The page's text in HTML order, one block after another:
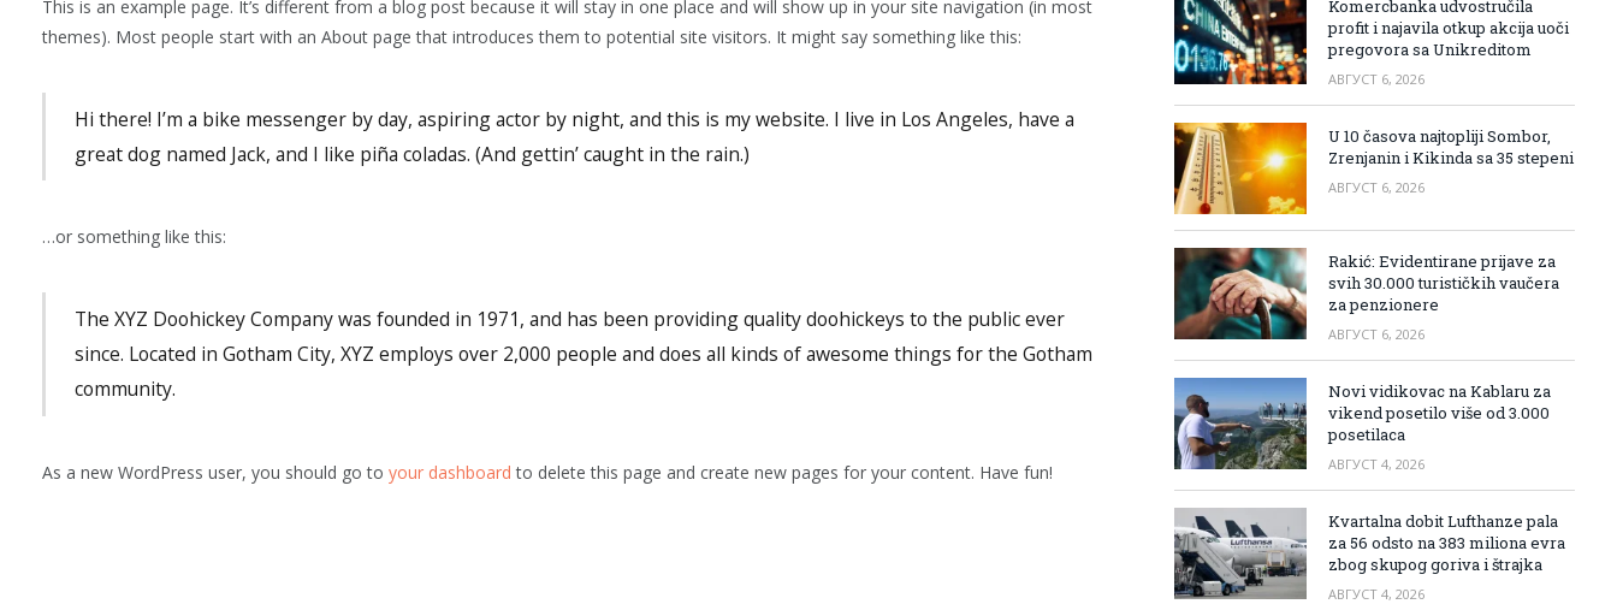
This is an example page. It’s different from a blog post because it will stay in one place and will show up in your site navigation (in most
themes). Most people start with an About page that introduces them to potential site visitors. It might say something like this:
Hi there! I’m a bike messenger by day, aspiring actor by night, and this is my website. I live in Los Angeles, have a
great dog named Jack, and I like piña coladas. (And gettin’ caught in the rain.)
…or something like this:
The XYZ Doohickey Company was founded in 1971, and has been providing quality doohickeys to the public ever
since. Located in Gotham City, XYZ employs over 2,000 people and does all kinds of awesome things for the Gotham
community.
As a new WordPress user, you should go to your dashboard to delete this page and create new pages for your content. Have fun!
Komercbanka udvostručila
profit i najavila otkup akcija uoči
pregovora sa Unikreditom
АВГУСТ 6, 2026
U 10 časova najtopliji Sombor,
Zrenjanin i Kikinda sa 35 stepeni
АВГУСТ 6, 2026
Rakić: Evidentirane prijave za
svih 30.000 turističkih vaučera
za penzionere
АВГУСТ 6, 2026
Novi vidikovac na Kablaru za
vikend posetilo više od 3.000
posetilaca
АВГУСТ 4, 2026
Kvartalna dobit Lufthanze pala
za 56 odsto na 383 miliona evra
zbog skupog goriva i štrajka
АВГУСТ 4, 2026